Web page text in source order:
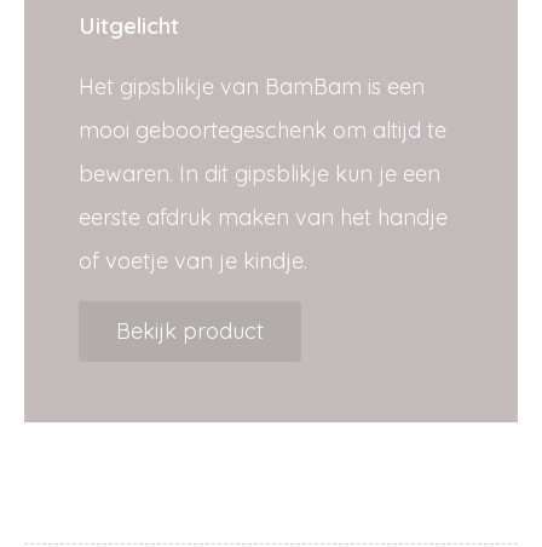
Uitgelicht
Het gipsblikje van BamBam is een
mooi geboortegeschenk om altijd te
bewaren. In dit gipsblikje kun je een
eerste afdruk maken van het handje
of voetje van je kindje.
Bekijk product